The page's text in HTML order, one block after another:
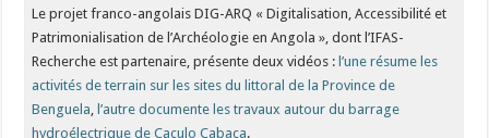
Le projet franco-angolais DIG-ARQ « Digitalisation, Accessibilité et
Patrimonialisation de l’Archéologie en Angola », dont l’IFAS-
Recherche est partenaire, présente deux vidéos : l’une résume les
activités de terrain sur les sites du littoral de la Province de
Benguela, l’autre documente les travaux autour du barrage
hydroélectrique de Caculo Cabaça.